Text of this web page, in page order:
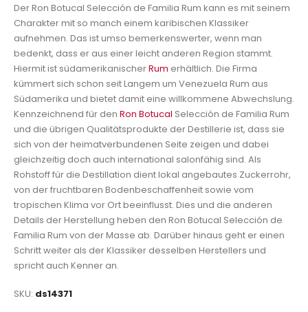
Der Ron Botucal Selección de Familia Rum kann es mit seinem
Charakter mit so manch einem karibischen Klassiker
aufnehmen. Das ist umso bemerkenswerter, wenn man
bedenkt, dass er aus einer leicht anderen Region stammt.
Hiermit ist südamerikanischerRum erhältlich. Die Firma
kümmert sich schon seit Langem um Venezuela Rum aus
Südamerika und bietet damit eine willkommene Abwechslung.
Kennzeichnend für den Ron Botucal Selección de Familia Rum
und die übrigen Qualitätsprodukte der Destillerie ist, dass sie
sich von der heimatverbundenen Seite zeigen und dabei
gleichzeitig doch auch international salonfähig sind. Als
Rohstoff für die Destillation dient lokal angebautes Zuckerrohr,
von der fruchtbaren Bodenbeschaffenheit sowie vom
tropischen Klima vor Ort beeinflusst. Dies und die anderen
Details der Herstellung heben den Ron Botucal Selección de
Familia Rum von der Masse ab. Darüber hinaus geht er einen
Schritt weiter als der Klassiker desselben Herstellers und
spricht auch Kenner an.
SKU ds14371